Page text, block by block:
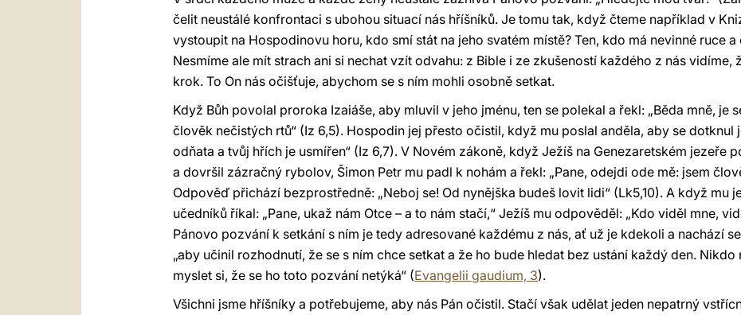
čelit neustálé konfrontaci s ubohou situací nás hříšníků. Je tomu tak, když čteme například v
vystoupit na Hospodinovu horu, kdo smí stát na jeho svatém místě? Ten, kdo má nevinné ruce
Nesmíme ale mít strach ani si nechat vzít odvahu: z Bible i ze zkušeností každého z nás vidíme,
krok. To On nás očišťuje, abychom se s ním mohli osobně setkat.
Když Bůh povolal proroka Izaiáše, aby mluvil v jeho jménu, ten se polekal a řekl: „Běda mně, je
člověk nečistých rtů“ (Iz 6,5). Hospodin jej přesto očistil, když mu poslal anděla, aby se dotknul
odňata a tvůj hřích je usmířen“ (Iz 6,7). V Novém zákoně, když Ježíš na Genezaretském jezeře
a dovršil zázračný rybolov, Šimon Petr mu padl k nohám a řekl: „Pane, odejdi ode mě: jsem
Odpověď přichází bezprostředně: „Neboj se! Od nynějška budeš lovit lidi“ (Lk5,10). A když mu
učedníků říkal: „Pane, ukaž nám Otce – a to nám stačí,“ Ježíš mu odpověděl: „Kdo viděl mne,
Pánovo pozvání k setkání s ním je tedy adresované každému z nás, ať už je kdekoli a nachází
„aby učinil rozhodnutí, že se s ním chce setkat a že ho bude hledat bez ustání každý den. Nikdo
myslet si, že se ho toto pozvání netýká“ (Evangelii gaudium, 3).
Všichni jsme hříšníky a potřebujeme, aby nás Pán očistil. Stačí však udělat jeden nepatrný